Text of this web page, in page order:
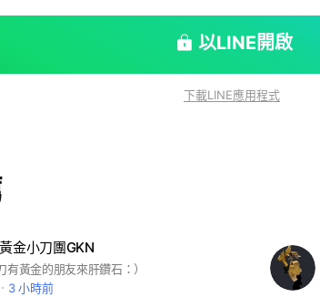
以LINE開啟
下載LINE應用程式
金小刀團GKN
有黃金的朋友來肝鑽石：）
3 小時前